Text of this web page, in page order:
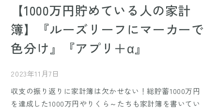
【1000万円貯めている人の家計
簿】『ルーズリーフにマーカーで
色分け』『アプリ＋α』
2023年11月7日
収支の振り返りに家計簿は欠かせない！総貯蓄1000万円
を達成した1000万円やりくら～たちも家計簿を書いてい